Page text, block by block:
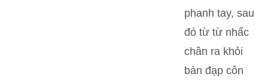
phanh tay, sau
đó từ từ nhấc
chân ra khỏi
bàn đạp côn